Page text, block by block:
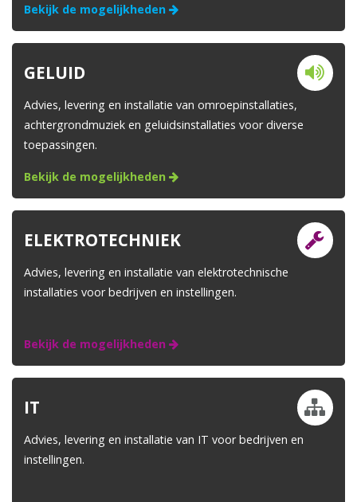
Bekijk de mogelijkheden
GELUID
Advies, levering en installatie van omroepinstallaties,
achtergrondmuziek en geluidsinstallaties voor diverse
toepassingen.
Bekijk de mogelijkheden
ELEKTROTECHNIEK
Advies, levering en installatie van elektrotechnische
installaties voor bedrijven en instellingen.
Bekijk de mogelijkheden
IT
Advies, levering en installatie van IT voor bedrijven en
instellingen.